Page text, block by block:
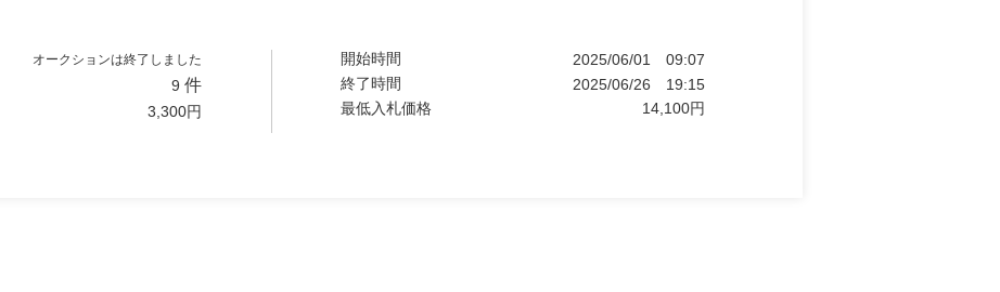
オークションは終了しました
9 件
3,300円
開始時間 2025/06/01
09:07
終了時間
2025/06/26
19:15
最低入札価格
14,100円